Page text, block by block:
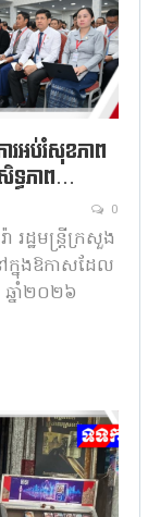
រអប់រំសុខភាព
ទ្ធភាព…
0
រដ្ឋមន្ត្រីក្រសួង
ក្នុងឱកាសដែល
នាំ២០២៦